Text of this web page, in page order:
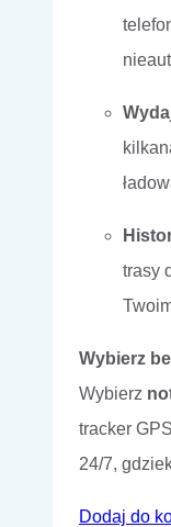
trasy
Wybierz
Wybierz
tracker
24/7,
Dodaj do